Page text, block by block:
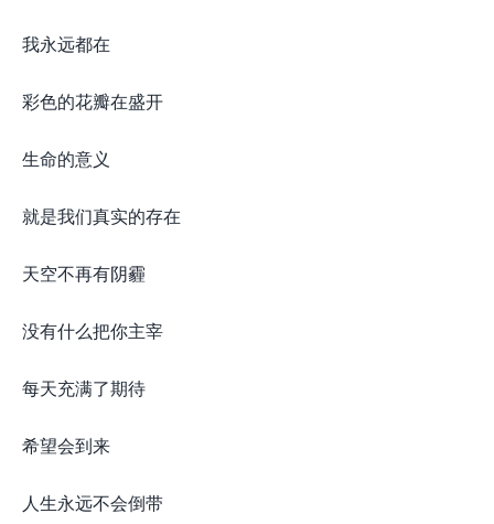
我永远都在
彩色的花瓣在盛开
生命的意义
就是我们真实的存在
天空不再有阴霾
没有什么把你主宰
每天充满了期待
希望会到来
人生永远不会倒带